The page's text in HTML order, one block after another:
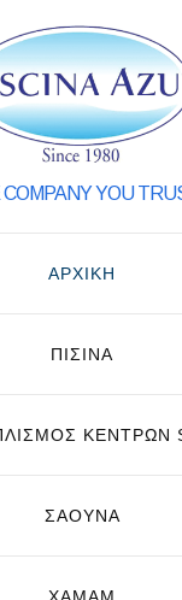
COMPANY YOU
ΑΡΧΙΚΗ
ΠΙΣΙΝΑ
ΚΈΝΤΡΩΝ
ΣΑΟΥΝΑ
ΧΑΜΑΜ